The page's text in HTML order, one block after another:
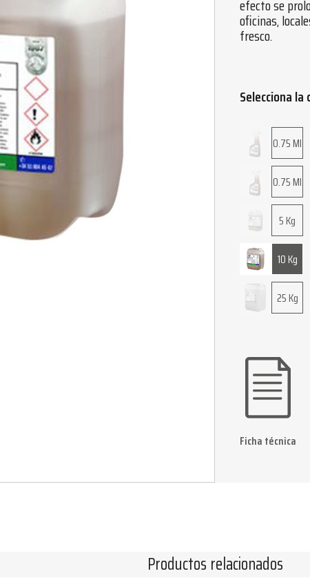
efecto se
oficinas,
fresco.
Selecciona la
0.75 Ml
0.75 Ml
5 Kg
10 Kg
25 Kg
Ficha técnica
Productos relacionados